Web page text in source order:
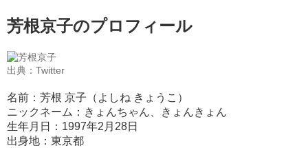
芳根京子のプロフィール
出典：Twitter
名前：芳根 京子（よしね きょうこ）
ニックネーム：きょんちゃん、きょんきょん
生年月日：1997年2月28日
出身地：東京都